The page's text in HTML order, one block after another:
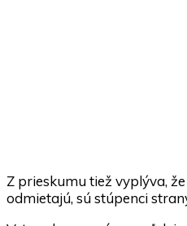
Z prieskumu tiež vyplýva,
odmietajú, sú stúpenci